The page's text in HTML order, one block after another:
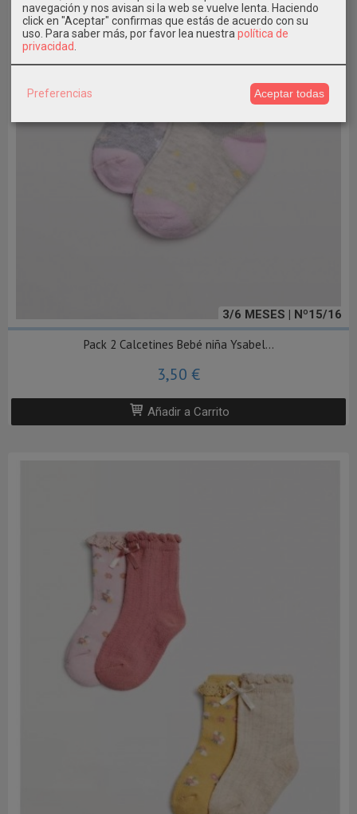
3/6 MESES | Nº15/16
Pack 2 Calcetines Bebé niña Ysabel...
3,50 €
Añadir a Carrito
navegación y nos avisan si la web se vuelve lenta. Haciendo
click en "Aceptar" confirmas que estás de acuerdo con su
uso. Para saber más, por favor lea nuestra política de
privacidad
Preferencias Aceptar todas